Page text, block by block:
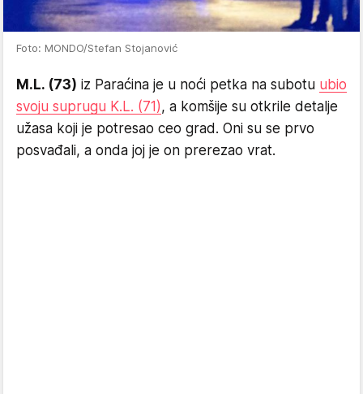
Foto: MONDO/Stefan Stojanović
M.L. (73) iz Paraćina je u noći petka na subotu ubio
svoju suprugu K.L. (71), a komšije su otkrile detalje
užasa koji je potresao ceo grad. Oni su se prvo
posvađali, a onda joj je on prerezao vrat.